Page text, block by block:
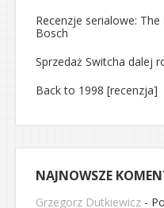
Recenzje serialowe:
Bosch
Sprzedaż Switcha dalej
Back to 1998 [recenzja]
NAJNOWSZE
Grzegorz Dutkiewicz -